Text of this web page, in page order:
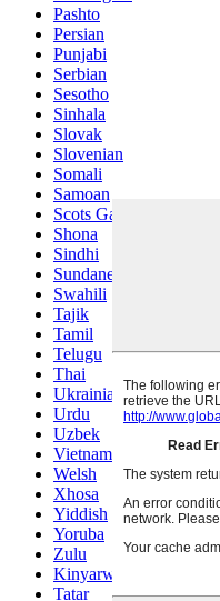
Pashto
Persian
Punjabi
Serbian
Sesotho
Sinhala
Slovak
Slovenian
Somali
Samoan
Scots Gaelic
Shona
Sindhi
Sundanese
Swahili
Tajik
Tamil
Telugu
Thai
Ukrainian
Urdu
Uzbek
Vietnamese
Welsh
Xhosa
Yiddish
Yoruba
Zulu
Kinyarwanda
Tatar